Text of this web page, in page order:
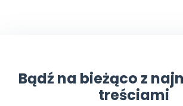
Bądź na bieżąco z
treściami